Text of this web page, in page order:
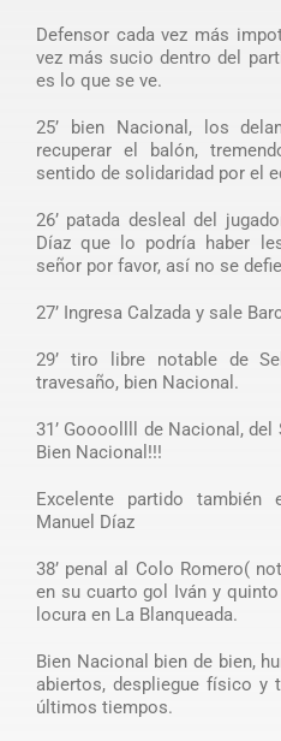
Defensor cada vez más
vez más sucio dentro del
es lo que se ve.
25’ bien Nacional, los
recuperar el balón,
sentido de solidaridad por el
26’ patada desleal del
Díaz que lo podría haber
señor por favor, así no se
27’ Ingresa Calzada y sale
29’ tiro libre notable de
travesaño, bien Nacional.
31’ Goooollll de Nacional,
Bien Nacional!!!
Excelente partido
Manuel Díaz
38’ penal al Colo Romero(
en su cuarto gol Iván y
locura en La Blanqueada.
Bien Nacional bien de bien,
abiertos, despliegue físico
últimos tiempos.